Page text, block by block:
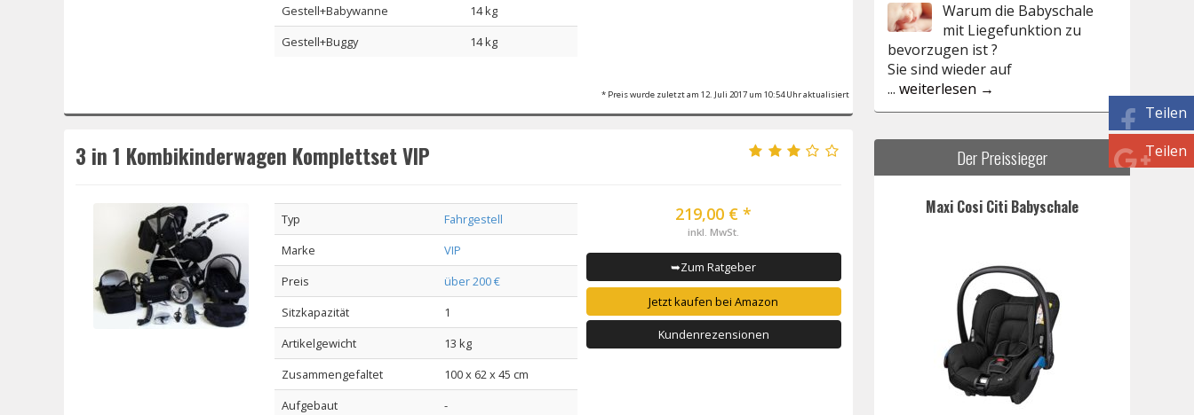
Teilen
Teilen
Gestell+Babywanne
14 kg
Gestell+Buggy
14 kg
* Preis wurde zuletzt am 12. Juli 2017 um 10:54 Uhr aktualisiert
3 in 1 Kombikinderwagen Komplettset VIP
Typ
Fahrgestell
Marke
VIP
Preis
über 200 €
Sitzkapazität
1
Artikelgewicht
13 kg
Zusammengefaltet
100 x 62 x 45 cm
Aufgebaut
-
219,00 € *
inkl. MwSt.
➥Zum Ratgeber
Jetzt kaufen bei Amazon
Kundenrezensionen
Warum die Babyschale
mit Liegefunktion zu
bevorzugen ist ?
Sie sind wieder auf
... weiterlesen →
Der Preissieger
Maxi Cosi Citi Babyschale